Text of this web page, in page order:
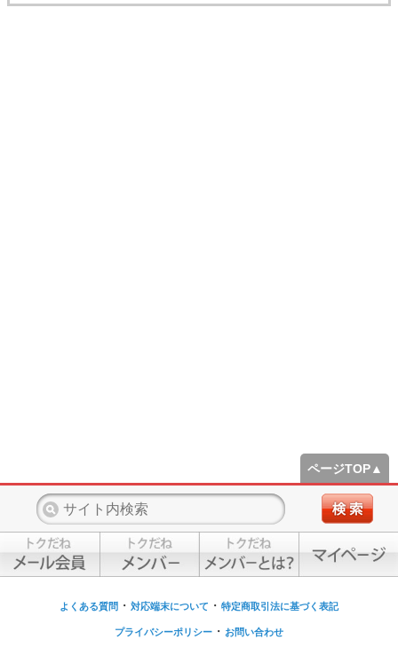
ページTOP▲
よくある質問 ・ 対応端末について ・ 特定商取引法に基づく表記
プライバシーポリシー ・ お問い合わせ